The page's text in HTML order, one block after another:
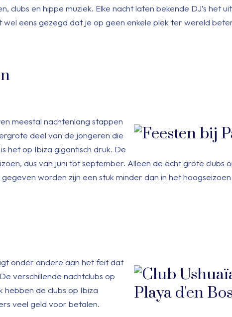
en hippe muziek. Elke nacht laten bekende DJ’s het
eens gezegd dat je op geen enkele plek ter wereld
meestal nachtenlang stappen
deel van de jongeren die
het op Ibiza gigantisch druk. De
dus van juni tot september. Alleen de echt grote clubs
worden zijn een stuk minder dan in het
onder andere aan het feit dat
verschillende nachtclubs op
hebben de clubs op Ibiza
veel geld voor betalen.